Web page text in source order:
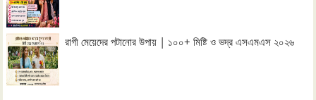
রাগী মেয়েদের পটানোর উপায় | ১০০+ মিষ্টি ও ভদ্র এসএমএস ২০২৬